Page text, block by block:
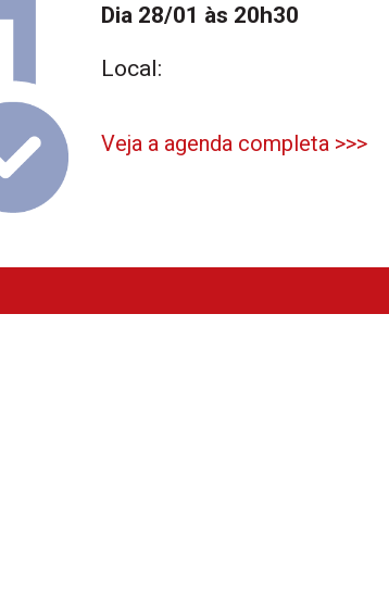
Dia 28/01 às 20h30
Local:
Veja a agenda completa >>>